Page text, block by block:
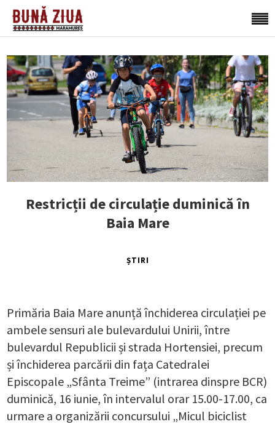
Restricții de circulație duminică în
Baia Mare
ȘTIRI
Primăria Baia Mare anunță închiderea circulației pe
ambele sensuri ale bulevardului Unirii, între
bulevardul Republicii și strada Hortensiei, precum
și închiderea parcării din fața Catedralei
Episcopale „Sfânta Treime” (intrarea dinspre BCR)
duminică, 16 iunie, în intervalul orar 15.00-17.00, ca
urmare a organizării concursului „Micul biciclist